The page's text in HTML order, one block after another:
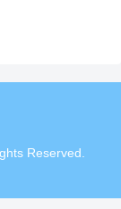
Reserved.